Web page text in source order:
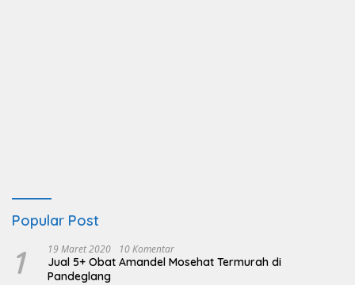
Popular Post
1 19 Maret 2020 10 Komentar
Jual 5+ Obat Amandel Mosehat Termurah di
Pandeglang